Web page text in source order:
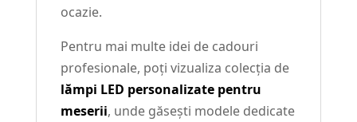
ocazie.
Pentru mai multe idei de cadouri
profesionale, poți vizualiza colecția de
lămpi LED personalizate pentru
meserii, unde găsești modele dedicate